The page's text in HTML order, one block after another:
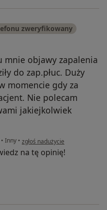
zweryfikowany
mnie objawy zapalenia
do zap.płuc. Duży
momencie gdy za
Nie polecam
jakiejkolwiek
• Inny • w opinii użytkownika Katarzyna
zgłoś nadużycie
na tę opinię!